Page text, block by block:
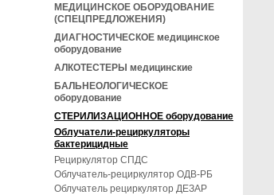
МЕДИЦИНСКОЕ ОБОРУДОВАНИЕ
(СПЕЦПРЕДЛОЖЕНИЯ)
ДИАГНОСТИЧЕСКОЕ медицинское
оборудование
АЛКОТЕСТЕРЫ медицинские
БАЛЬНЕОЛОГИЧЕСКОЕ
оборудование
СТЕРИЛИЗАЦИОННОЕ оборудование
Облучатели-рециркуляторы
бактерицидные
Рециркулятор СПДС
Облучатель-рециркулятор ОДВ-РБ
Облучатель рециркулятор ДЕЗАР